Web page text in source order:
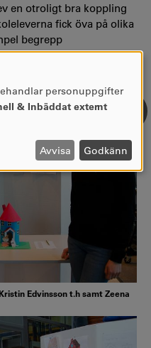
en otroligt bra koppling
fick öva på olika
begrepp
sedan kontrollräkna och
Edvinsson t.h samt Zeena
personuppgifter
& Inbäddat externt
Avvisa Godkänn